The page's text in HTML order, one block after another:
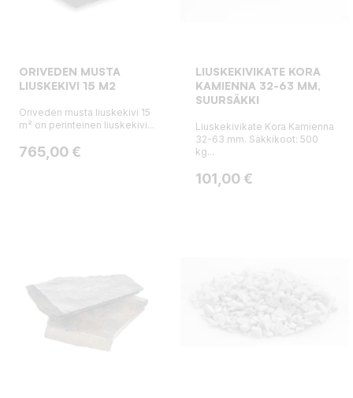
ORIVEDEN MUSTA
LIUSKEKIVI 15 M2
Oriveden musta liuskekivi 15
m² on perinteinen liuskekivi...
Hinta
765,00 €
LIUSKEKIVIKATE KORA
KAMIENNA 32-63 MM,
SUURSÄKKI
Liuskekivikate Kora Kamienna
32-63 mm. Säkkikoot: 500
kg...
Hinta
101,00 €